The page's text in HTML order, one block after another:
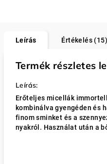
Leírás Értékelés (15)
Termék részletes
Leírás:
Erőteljes micellák
kombinálva gyengéden és
finom sminket és a
nyakról. Használat után a